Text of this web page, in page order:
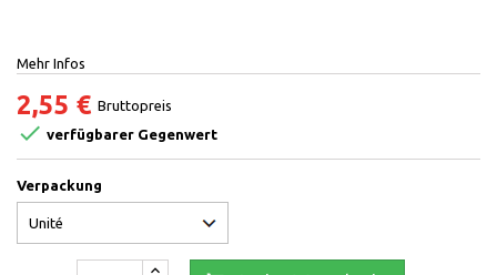
Mehr Infos
2,55 € Bruttopreis
 verfügbarer Gegenwert
Verpackung